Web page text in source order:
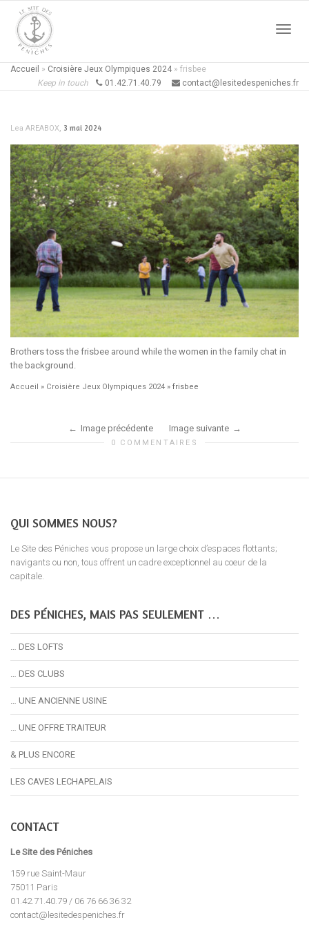
Accueil » Croisière Jeux Olympiques 2024 » frisbee
Keep in touch
01.42.71.40.79 contact@lesitedespeniches.fr
Lea AREABOX, 3 mai 2024
Brothers toss the frisbee around while the women in the family chat in
the background.
Accueil » Croisière Jeux Olympiques 2024 » frisbee
Image précédente Image suivante
0 COMMENTAIRES
QUI SOMMES NOUS?
Le Site des Péniches vous propose un large choix d’espaces flottants;
navigants ou non, tous offrent un cadre exceptionnel au coeur de la
capitale.
DES PÉNICHES, MAIS PAS SEULEMENT …
… DES LOFTS
… DES CLUBS
… UNE ANCIENNE USINE
… UNE OFFRE TRAITEUR
& PLUS ENCORE
LES CAVES LECHAPELAIS
CONTACT
Le Site des Péniches
159 rue Saint-Maur
75011 Paris
01.42.71.40.79 / 06 76 66 36 32
contact@lesitedespeniches.fr